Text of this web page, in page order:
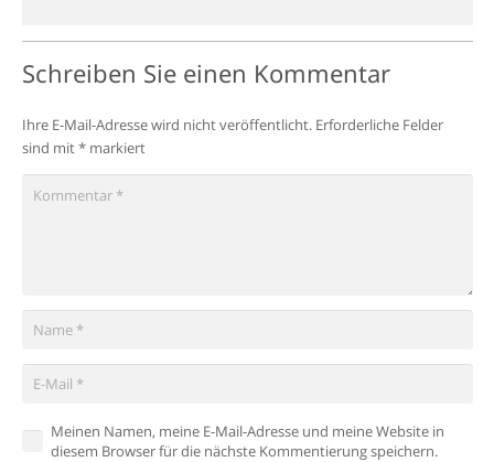
Schreiben Sie einen Kommentar
Ihre E-Mail-Adresse wird nicht veröffentlicht. Erforderliche Felder
sind mit*markiert
Meinen Namen, meine E-Mail-Adresse und meine Website in
diesem Browser für die nächste Kommentierung speichern.